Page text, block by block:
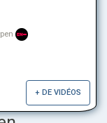
+ DE VIDÉOS